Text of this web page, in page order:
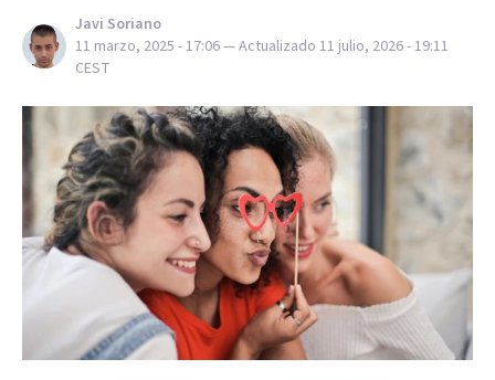
Javi Soriano
11 marzo, 2025 - 17:06— Actualizado 11 julio, 2026 - 19:11
CEST